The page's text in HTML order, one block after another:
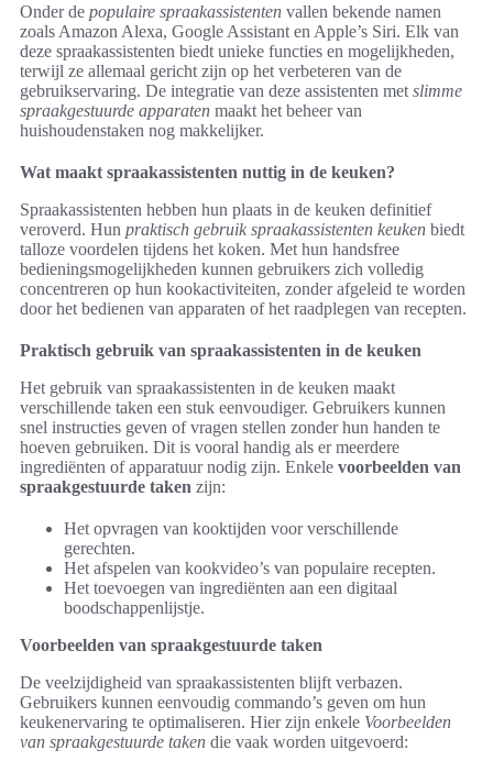
Onder de populaire spraakassistenten vallen bekende namen
zoals Amazon Alexa, Google Assistant en Apple’s Siri. Elk van
deze spraakassistenten biedt unieke functies en mogelijkheden,
terwijl ze allemaal gericht zijn op het verbeteren van de
gebruikservaring. De integratie van deze assistenten met slimme
spraakgestuurde apparaten maakt het beheer van
huishoudenstaken nog makkelijker.
Wat maakt spraakassistenten nuttig in de keuken?
Spraakassistenten hebben hun plaats in de keuken definitief
veroverd. Hun praktisch gebruik spraakassistenten keuken biedt
talloze voordelen tijdens het koken. Met hun handsfree
bedieningsmogelijkheden kunnen gebruikers zich volledig
concentreren op hun kookactiviteiten, zonder afgeleid te worden
door het bedienen van apparaten of het raadplegen van recepten.
Praktisch gebruik van spraakassistenten in de keuken
Het gebruik van spraakassistenten in de keuken maakt
verschillende taken een stuk eenvoudiger. Gebruikers kunnen
snel instructies geven of vragen stellen zonder hun handen te
hoeven gebruiken. Dit is vooral handig als er meerdere
ingrediënten of apparatuur nodig zijn. Enkele voorbeelden van
spraakgestuurde taken zijn:
Het opvragen van kooktijden voor verschillende
gerechten.
Het afspelen van kookvideo’s van populaire recepten.
Het toevoegen van ingrediënten aan een digitaal
boodschappenlijstje.
Voorbeelden van spraakgestuurde taken
De veelzijdigheid van spraakassistenten blijft verbazen.
Gebruikers kunnen eenvoudig commando’s geven om hun
keukenervaring te optimaliseren. Hier zijn enkele Voorbeelden
van spraakgestuurde taken die vaak worden uitgevoerd: